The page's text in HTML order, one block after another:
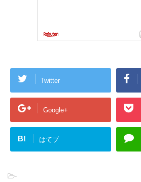
Twitter
Google+
B! はてブ
-